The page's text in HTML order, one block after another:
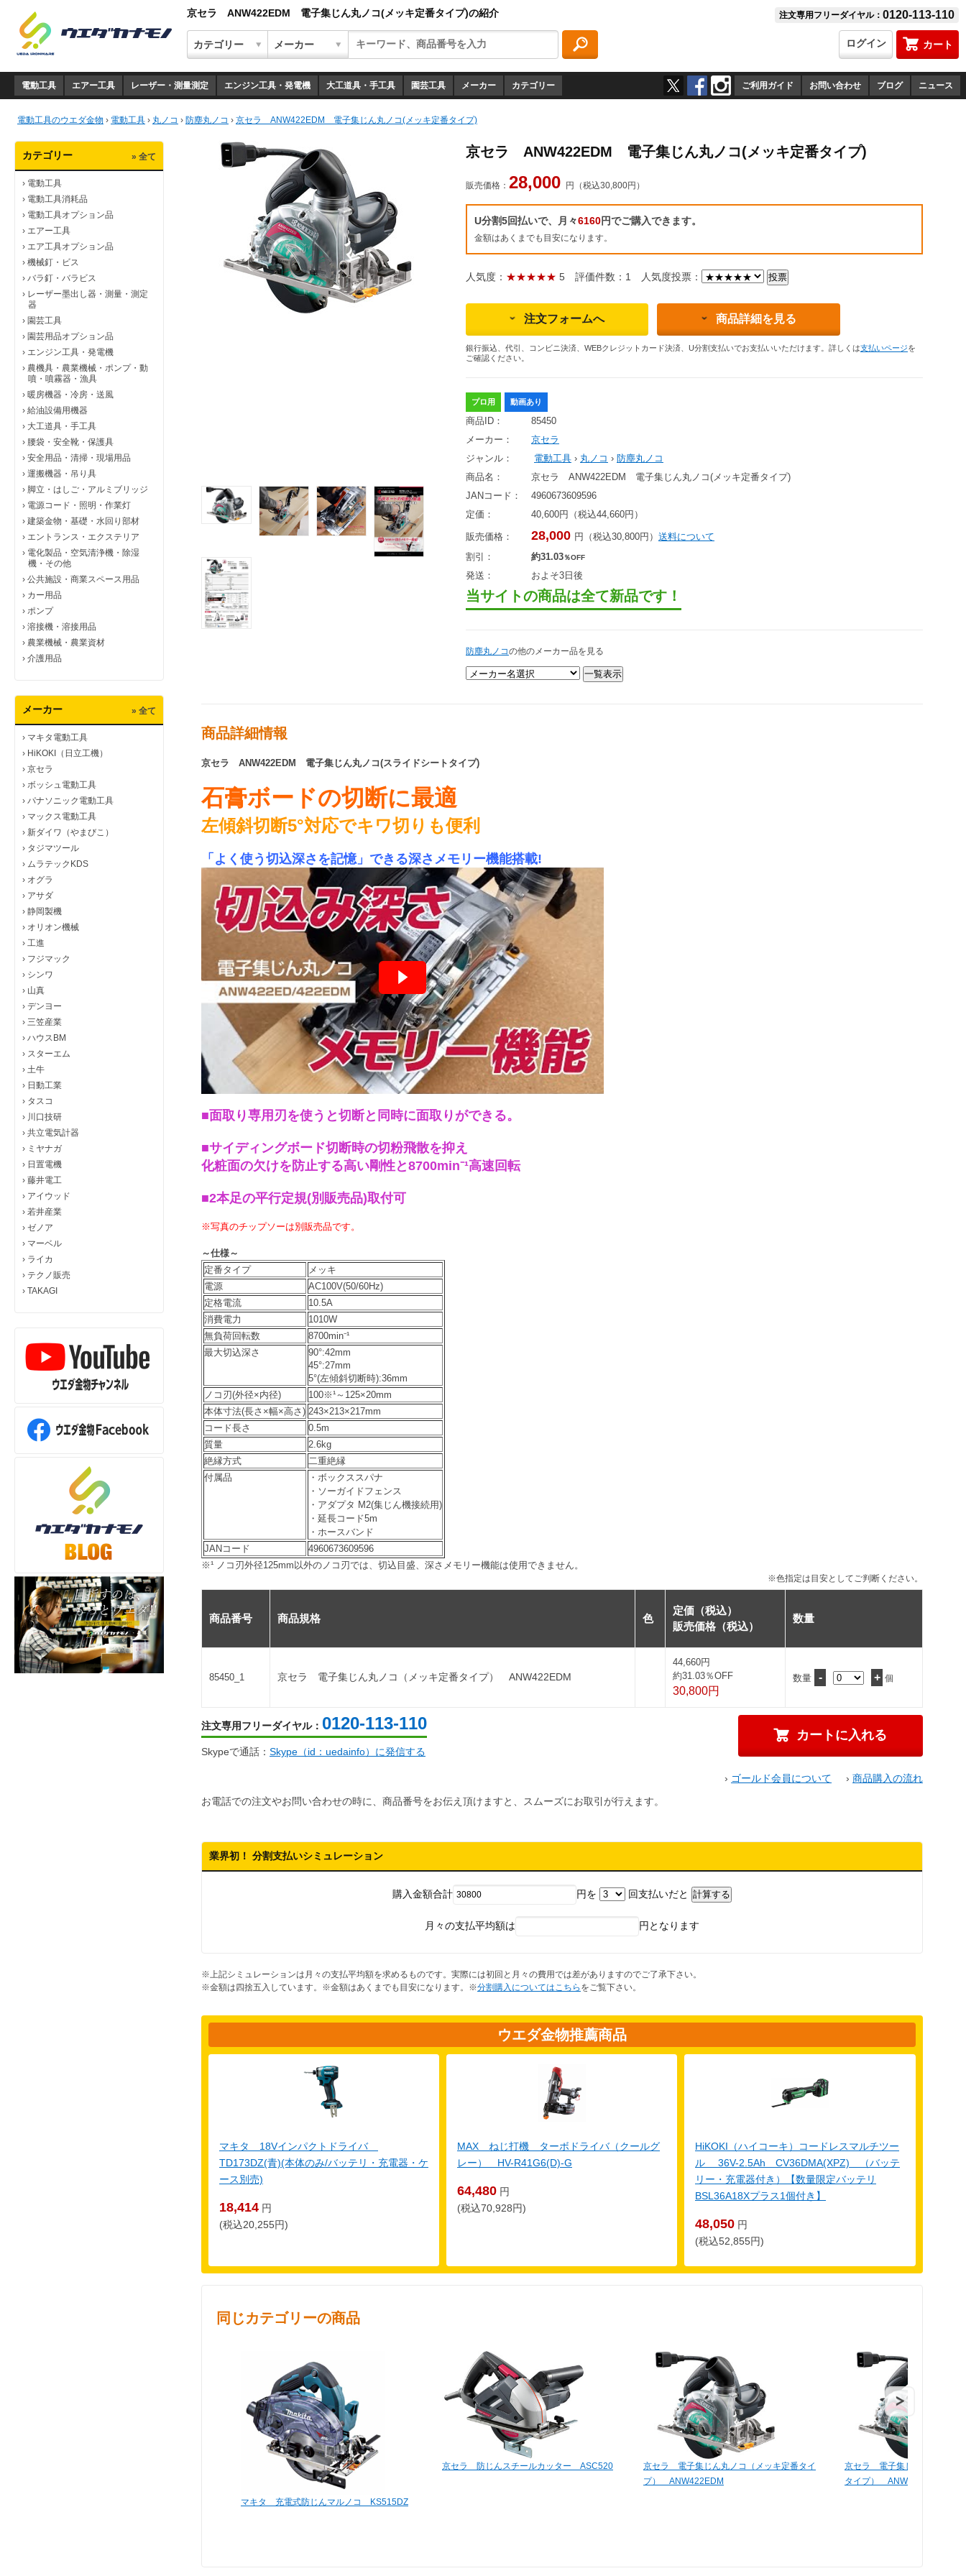
京セラ ANW422EDM 電子集じん丸ノコ(メッキ定番タイプ)の紹介 注文専用フリーダイヤル： 0120-113-110
カート
ログイン
電動工具 エアー工具 レーザー・測量測定 エンジン工具・発電機 大工道具・手工具 園芸工具 メーカー カテゴリー ご利用ガイド お問い合わせ ブログ ニュース
電動工具のウエダ金物 › 電動工具 › 丸ノコ › 防塵丸ノコ › 京セラ ANW422EDM 電子集じん丸ノコ(メッキ定番タイプ)
カテゴリー » 全て
› 電動工具
› 電動工具消耗品
› 電動工具オプション品
› エアー工具
› エア工具オプション品
› 機械釘・ビス
› バラ釘・バラビス
› レーザー墨出し器・測量・測定
器
› 園芸工具
› 園芸用品オプション品
› エンジン工具・発電機
› 農機具・農業機械・ポンプ・動
噴・噴霧器・漁具
› 暖房機器・冷房・送風
› 給油設備用機器
› 大工道具・手工具
› 腰袋・安全靴・保護具
› 安全用品・清掃・現場用品
› 運搬機器・吊り具
› 脚立・はしご・アルミブリッジ
› 電源コード・照明・作業灯
› 建築金物・基礎・水回り部材
› エントランス・エクステリア
› 電化製品・空気清浄機・除湿
機・その他
› 公共施設・商業スペース用品
› カー用品
› ポンプ
› 溶接機・溶接用品
› 農業機械・農業資材
› 介護用品
メーカー » 全て
› マキタ電動工具
› HiKOKI（日立工機）
› 京セラ
› ボッシュ電動工具
› パナソニック電動工具
› マックス電動工具
› 新ダイワ（やまびこ）
› タジマツール
› ムラテックKDS
› オグラ
› アサダ
› 静岡製機
› オリオン機械
› 工進
› フジマック
› シンワ
› 山真
› デンヨー
› 三笠産業
› ハウスBM
› スターエム
› 土牛
› 日動工業
› タスコ
› 川口技研
› 共立電気計器
› ミヤナガ
› 日置電機
› 藤井電工
› アイウッド
› 若井産業
› ゼノア
› マーベル
› ライカ
› テクノ販売
› TAKAGI
京セラ ANW422EDM 電子集じん丸ノコ(メッキ定番タイプ)
販売価格： 28,000 円（税込30,800円）
U分割5回払いで、月々6160円でご購入できます。
金額はあくまでも目安になります。
人気度： ★★★★★ 5 評価件数：1 人気度投票：
注文フォームへ 商品詳細を見る
銀行振込、代引、コンビニ決済、WEBクレジットカード決済、U分割支払いでお支払いいただけます。詳しくは支払いページを
ご確認ください。
プロ用 動画あり
商品ID：
85450
メーカー：
京セラ
ジャンル：
電動工具 › 丸ノコ › 防塵丸ノコ
商品名：
京セラ ANW422EDM 電子集じん丸ノコ(メッキ定番タイプ)
JANコード：
4960673609596
定価：
40,600円（税込44,660円）
販売価格： 28,000 円（税込30,800円） 送料について
割引：
約31.03％OFF
発送： およそ3日後
当サイトの商品は全て新品です！
防塵丸ノコの他のメーカー品を見る
商品詳細情報
京セラ ANW422EDM 電子集じん丸ノコ(スライドシートタイプ)
石膏ボードの切断に最適
左傾斜切断5°対応でキワ切りも便利
「よく使う切込深さを記憶」できる深さメモリー機能搭載!
■面取り専用刃を使うと切断と同時に面取りができる。
■サイディングボード切断時の切粉飛散を抑え
化粧面の欠けを防止する高い剛性と8700min⁻¹高速回転
■2本足の平行定規(別販売品)取付可
※写真のチップソーは別販売品です。
～仕様～
定番タイプ
メッキ
電源
AC100V(50/60Hz)
定格電流
10.5A
消費電力
1010W
無負荷回転数
8700min⁻¹
最大切込深さ
90°:42mm
45°:27mm
5°(左傾斜切断時):36mm
ノコ刃(外径×内径)
100※¹～125×20mm
本体寸法(長さ×幅×高さ) 243×213×217mm
コード長さ
0.5m
質量
2.6kg
絶縁方式
二重絶縁
付属品
・ボックススパナ
・ソーガイドフェンス
・アダプタ M2(集じん機接続用)
・延長コード5m
・ホースバンド
JANコード
4960673609596
※¹ ノコ刃外径125mm以外のノコ刃では、切込目盛、深さメモリー機能は使用できません。
※色指定は目安としてご判断ください。
商品番号 商品規格 色
定価（税込）
販売価格（税込）
数量
85450_1 京セラ 電子集じん丸ノコ（メッキ定番タイプ） ANW422EDM
44,660円
約31.03％OFF
30,800円
数量 - + 個
› ゴールド会員について › 商品購入の流れ
注文専用フリーダイヤル： 0120-113-110
Skypeで通話： Skype（id：uedainfo）に発信する
お電話での注文やお問い合わせの時に、商品番号をお伝え頂けますと、スムーズにお取引が行えます。
業界初！ 分割支払いシミュレーション
購入金額合計 円を 回支払いだと
月々の支払平均額は 円となります
※上記シミュレーションは月々の支払平均額を求めるものです。実際には初回と月々の費用では差がありますのでご了承下さい。
※金額は四捨五入しています。※金額はあくまでも目安になります。※分割購入についてはこちら をご覧下さい。
ウエダ金物推薦商品
マキタ 18Vインパクトドライバ
TD173DZ(青)(本体のみ/バッテリ・充電器・ケ
ース別売)
18,414 円
(税込20,255円)
MAX ねじ打機 ターボドライバ（クールグ
レー） HV-R41G6(D)-G
64,480 円
(税込70,928円)
HiKOKI（ハイコーキ）コードレスマルチツー
ル 36V-2.5Ah CV36DMA(XPZ) （バッテ
リー・充電器付き）【数量限定バッテリ
BSL36A18Xプラス1個付き】
48,050 円
(税込52,855円)
同じカテゴリーの商品
マキタ 充電式防じんマルノコ KS515DZ
京セラ 防じんスチールカッター ASC520
京セラ 電子集じん丸ノコ（メッキ定番タイ
プ） ANW422EDM
京セラ 電子集じん丸ノコ（ス
タイプ） ANW422ED